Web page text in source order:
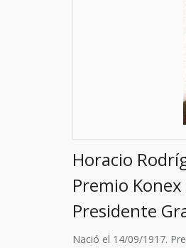
Horacio
Premio
Presidente
Nació el 14/09/1917.